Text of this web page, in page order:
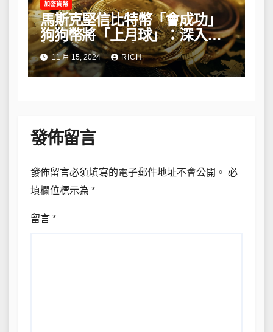
加密貨幣
馬斯克堅信比特幣「會成功」
狗狗幣將「上月球」：深入解
析他的長期看法
11 月 15, 2024 RICH
發佈留言
發佈留言必須填寫的電子郵件地址不會公開。 必
填欄位標示為 *
留言 *